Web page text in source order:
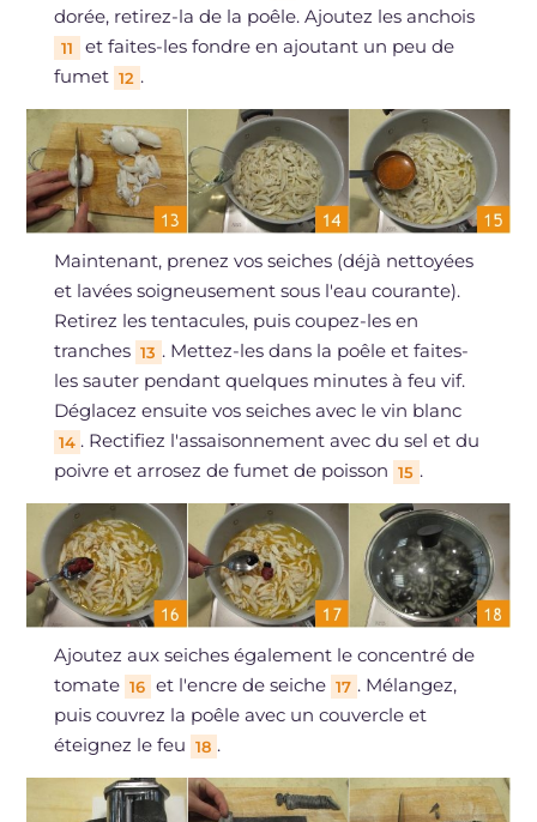
dorée, retirez-la de la poêle. Ajoutez les anchois
11
et faites-les fondre en ajoutant un peu de
fumet 12 .
Maintenant, prenez vos seiches (déjà nettoyées
et lavées soigneusement sous l'eau courante).
Retirez les tentacules, puis coupez-les en
tranches 13 . Mettez-les dans la poêle et faites-
les sauter pendant quelques minutes à feu vif.
Déglacez ensuite vos seiches avec le vin blanc
14 . Rectifiez l'assaisonnement avec du sel et du
poivre et arrosez de fumet de poisson 15 .
Ajoutez aux seiches également le concentré de
tomate 16 et l'encre de seiche 17 . Mélangez,
puis couvrez la poêle avec un couvercle et
éteignez le feu 18 .